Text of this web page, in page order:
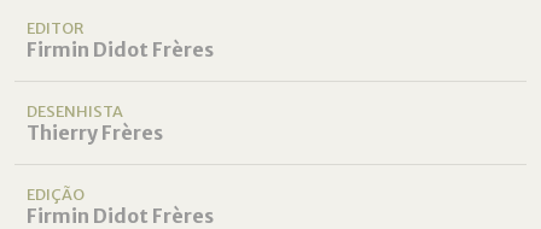
EDITOR
Firmin Didot Frères
DESENHISTA
Thierry Frères
EDIÇÃO
Firmin Didot Frères